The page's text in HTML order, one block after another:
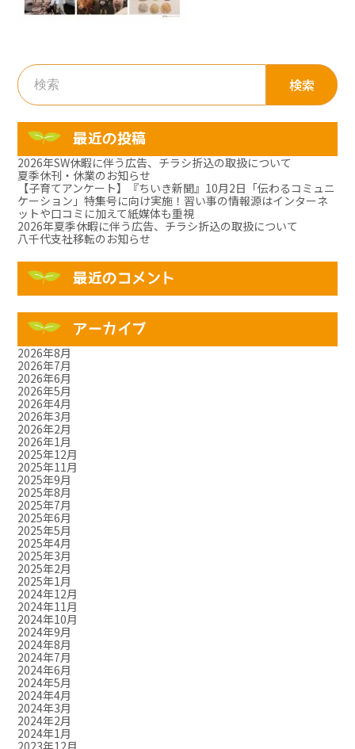
検
索:
最近の投稿
2026年SW休暇に伴う広告、チラシ折込の取扱について
夏季休刊・休業のお知らせ
【子育てアンケート】『ちいき新聞』10月2日「伝わるコミュニ
ケーション」特集号に向け実施！習い事の情報源はインターネ
ットや口コミに加えて紙媒体も重視
2026年夏季休暇に伴う広告、チラシ折込の取扱について
八千代支社移転のお知らせ
最近のコメント
アーカイブ
2026年8月
2026年7月
2026年6月
2026年5月
2026年4月
2026年3月
2026年2月
2026年1月
2025年12月
2025年11月
2025年9月
2025年8月
2025年7月
2025年6月
2025年5月
2025年4月
2025年3月
2025年2月
2025年1月
2024年12月
2024年11月
2024年10月
2024年9月
2024年8月
2024年7月
2024年6月
2024年5月
2024年4月
2024年3月
2024年2月
2024年1月